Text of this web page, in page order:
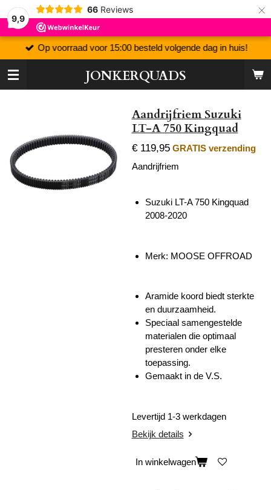
9,9
66 Reviews ×
JONKERQUADS
Op voorraad voor 15:00 besteld volgende dag in huis!
Aandrijfriem Suzuki
LT-A 750 Kingquad
€ 119,95 GRATIS verzending
Aandrijfriem
Suzuki LT-A 750 Kingquad
2008-2020
Merk: MOOSE OFFROAD
Aramide koord biedt sterkte
en duurzaamheid.
Speciaal samengestelde
materialen die optimaal
presteren onder elke
toepassing.
Gemaakt in de V.S.
Levertijd 1-3 werkdagen
Bekijk details
In winkelwagen